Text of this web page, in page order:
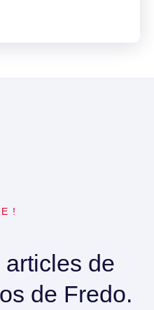
!
de
de Fredo.